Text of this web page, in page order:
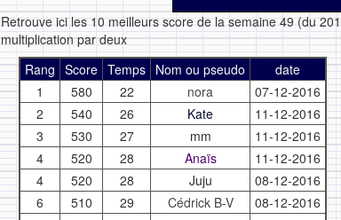
Retrouve ici les 10 meilleurs score de la semaine 49 (du
multiplication par deux
Rang Score Temps Nom ou pseudo
date
1
580 22 nora
07-12-2016
2
540 26 Kate
11-12-2016
3
530 27 mm
11-12-2016
4
520 28 Anaïs
11-12-2016
4
520 28 Juju
08-12-2016
6
510 29 Cédrick B-V
08-12-2016